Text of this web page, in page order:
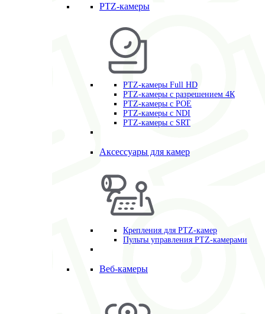
PTZ-камеры
PTZ-камеры Full HD
PTZ-камеры с разрешением 4К
PTZ-камеры с POE
PTZ-камеры c NDI
PTZ-камеры с SRT
Аксессуары для камер
Крепления для PTZ-камер
Пульты управления PTZ-камерами
Веб-камеры